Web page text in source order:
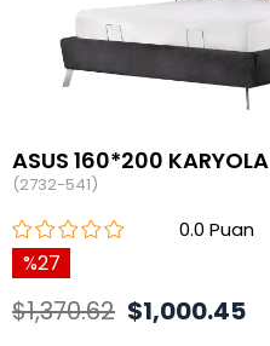
ASUS 160*200 KARYOLA
(2732-541)
0.0
27
$1,370.62 $1,000.45